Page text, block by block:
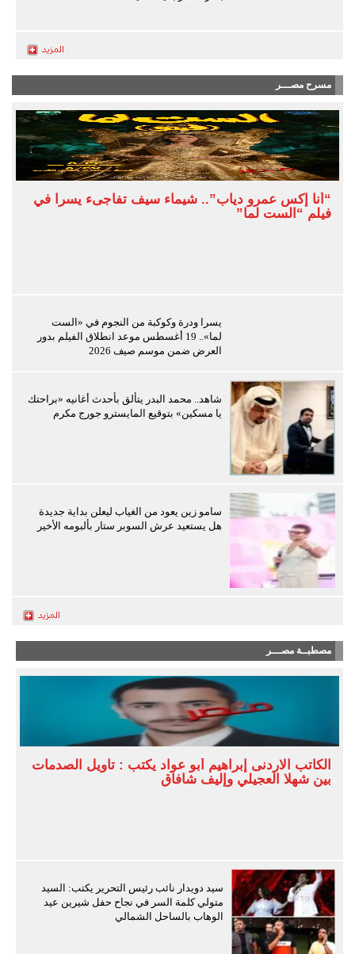
مسرح مصـــر
“أنا إكس عمرو دياب”.. شيماء سيف تفاجىء يسرا في
فيلم “الست لما”
يسرا ودرة وكوكبة من النجوم في «الست
لما».. 19 أغسطس موعد انطلاق الفيلم بدور
العرض ضمن موسم صيف 2026
شاهد.. محمد البدر يتألق بأحدث أغانيه «براحتك
يا مسكين» بتوقيع المايسترو جورج مكرم
سامو زين يعود من الغياب ليعلن بداية جديدة
هل يستعيد عرش السوبر ستار بألبومه الأخير
مصطبــة مصـــر
الكاتب الاردنى إبراهيم أبو عواد يكتب : تأويل الصدمات
بين شهلا العجيلي وإليف شافاق
سيد دويدار نائب رئيس التحرير يكتب: السيد
متولي كلمة السر في نجاح حفل شيرين عيد
الوهاب بالساحل الشمالي